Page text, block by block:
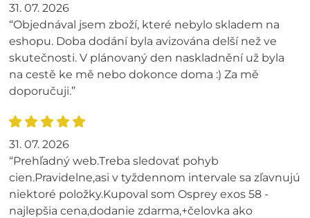
31. 07. 2026
“Objednával jsem zboží, které nebylo skladem na
eshopu. Doba dodání byla avizována delší než ve
skutečnosti. V plánovaný den naskladnění už byla
na cestě ke mě nebo dokonce doma :) Za mě
doporučuji.”
31. 07. 2026
“Prehľadný web.Treba sledovať pohyb
cien.Pravidelne,asi v tyždennom intervale sa zľavnujú
niektoré položky.Kupoval som Osprey exos 58 -
najlepšia cena,dodanie zdarma,+čelovka ako